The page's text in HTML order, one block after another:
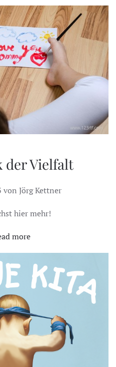
der Vielfalt
von Jörg Kettner
hier mehr!
more